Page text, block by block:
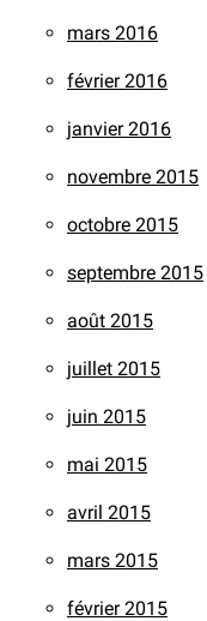
mars 2016
février 2016
janvier 2016
novembre 2015
octobre 2015
septembre 2015
août 2015
juillet 2015
juin 2015
mai 2015
avril 2015
mars 2015
février 2015